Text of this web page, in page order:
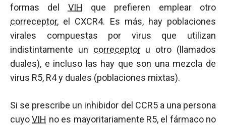
formas del VIH que prefieren emplear otro
correceptor, el CXCR4. Es más, hay poblaciones
virales compuestas por virus que utilizan
indistintamente un correceptoru otro (llamados
duales), e incluso las hay que son una mezcla de
virus R5, R4 y duales (poblaciones mixtas).
Si se prescribe un inhibidor del CCR5 a una persona
cuyoVIH no es mayoritariamente R5, el fármaco no